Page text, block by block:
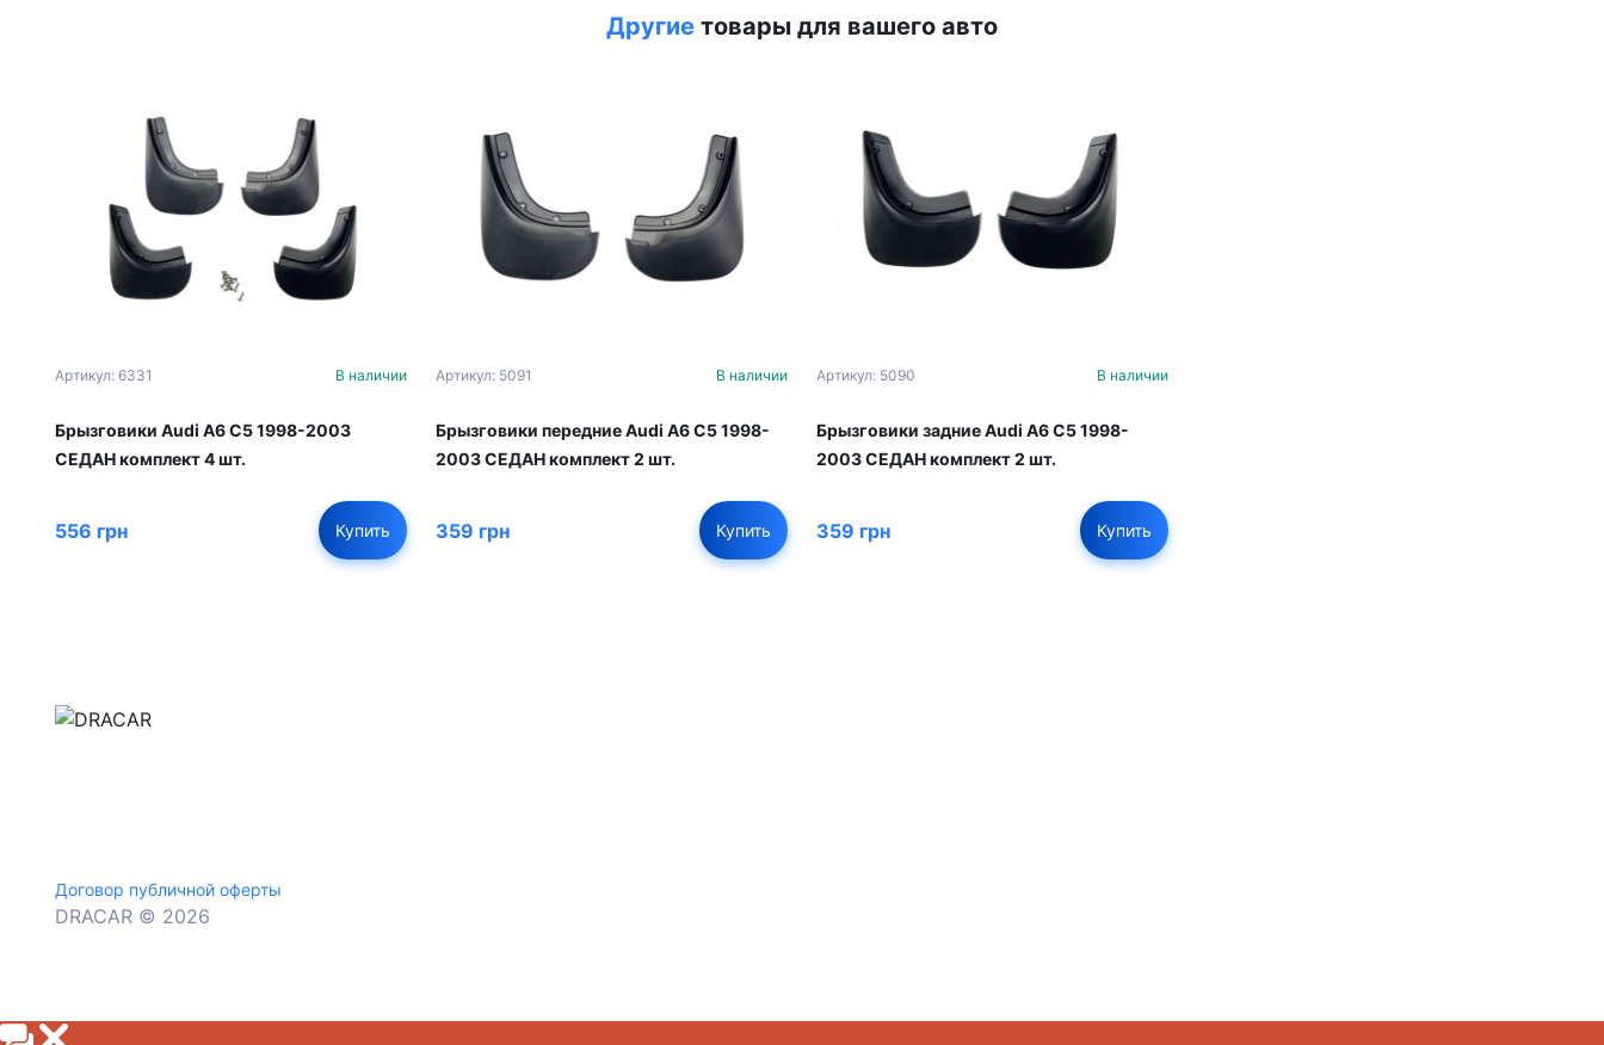
Другие товары для вашего авто
Артикул: 6331 В наличии
Брызговики Audi A6 C5 1998-2003
СЕДАН комплект 4 шт.
556 грн Купить
Артикул: 5091 В наличии
Брызговики передние Audi A6 C5 1998-
2003 СЕДАН комплект 2 шт.
359 грн Купить
Артикул: 5090 В наличии
Брызговики задние Audi A6 C5 1998-
2003 СЕДАН комплект 2 шт.
359 грн Купить
Договор публичной оферты
DRACAR © 2026